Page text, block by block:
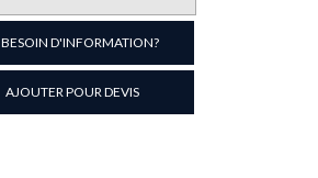
de
Couvercle
pour
bacs
à
BESOIN D'INFORMATION?
AJOUTER POUR DEVIS